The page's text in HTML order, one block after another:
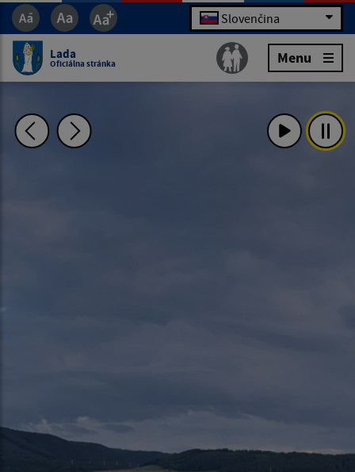
Slovenčina
Lada
Oficiálna stránka Menu